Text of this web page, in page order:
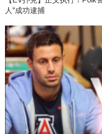
人”成功逮捕